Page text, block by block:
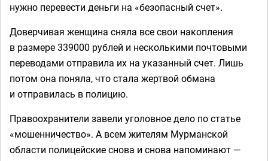
нужно перевести деньги на «безопасный счет».
Доверчивая женщина сняла все свои накопления
в размере 339000 рублей и несколькими почтовыми
переводами отправила их на указанный счет. Лишь
потом она поняла, что стала жертвой обмана
и отправилась в полицию.
Правоохранители завели уголовное дело по статье
«мошенничество». А всем жителям Мурманской
области полицейские снова и снова напоминают —